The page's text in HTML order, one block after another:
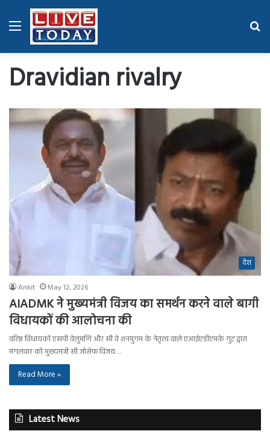
Menu
Dravidian rivalry
देश
Ankit May 12, 2026
AIADMK ने मुख्यमंत्री विजय का समर्थन करने वाले बागी
विधायकों की आलोचना की
वरिष्ठ विधायकों एसपी वेलुमणि और सी वे शनमुगम के नेतृत्व वाले एआईएडीएमके गुट द्वारा
मंगलवार को मुख्यमंत्री सी जोसेफ विजय…
Read More »
Latest News